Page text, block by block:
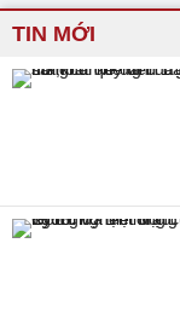
TIN MỚI